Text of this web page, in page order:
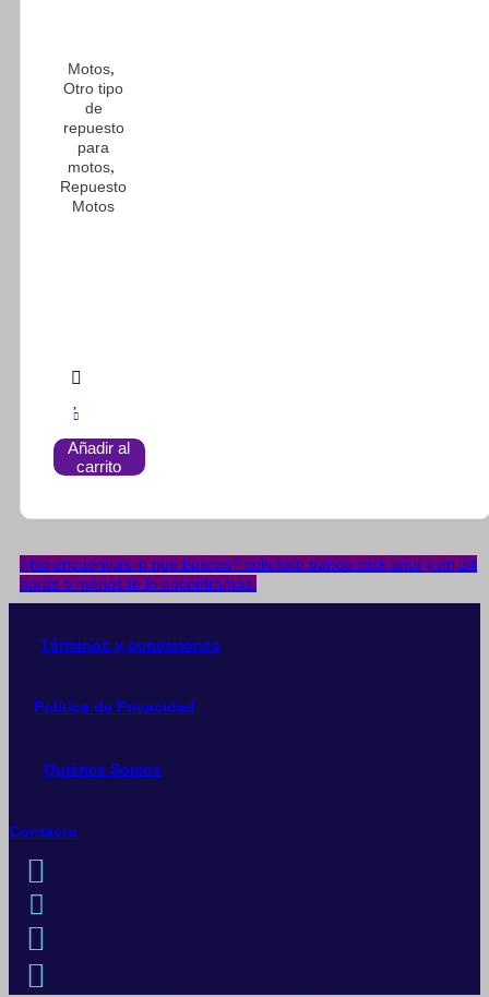
Motos,
Otro tipo
de
repuesto
para
motos,
Repuesto
Motos
Añadir al
carrito
¿No encuentras lo que buscas? solicítalo dando click aquí y en 24
horas o menos te lo encontramos.
Términos y condiciones
Política de Privacidad
Quiénes Somos
Contacto